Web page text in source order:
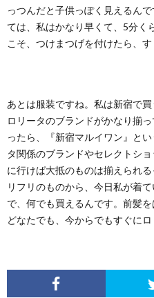
っつんだと子供っぽく見えるん
ては、私はかなり早くて、5分く
こそ、つけまつげを付けたら、
あとは服装ですね。私は新宿で
ロリータのブランドがかなり揃
ったら、『新宿マルイワン』と
タ関係のブランドやセレクトシ
に行けば大抵のものは揃えられ
リフリのものから、今日私が着
で、何でも買えるんです。前髪
どなたでも、今からでもすぐにロ